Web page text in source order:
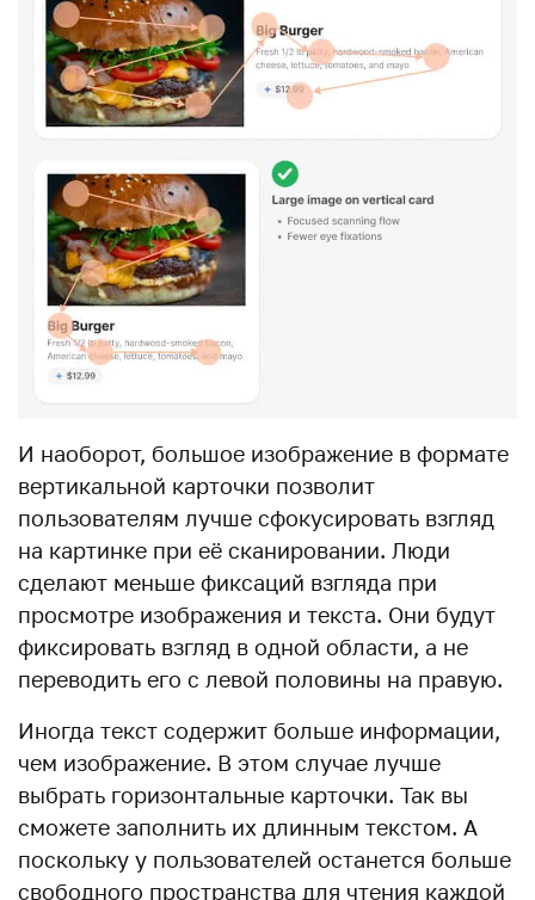
И наоборот, большое изображение в формате
вертикальной карточки позволит
пользователям лучше сфокусировать взгляд
на картинке при её сканировании. Люди
сделают меньше фиксаций взгляда при
просмотре изображения и текста. Они будут
фиксировать взгляд в одной области, а не
переводить его с левой половины на правую.
Иногда текст содержит больше информации,
чем изображение. В этом случае лучше
выбрать горизонтальные карточки. Так вы
сможете заполнить их длинным текстом. А
поскольку у пользователей останется больше
свободного пространства для чтения каждой